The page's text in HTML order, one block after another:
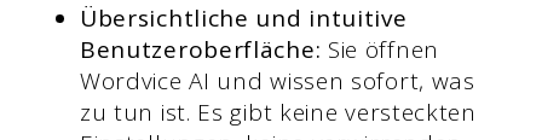
Übersichtliche und intuitive
Benutzeroberfläche: Sie öffnen
Wordvice AI und wissen sofort, was
zu tun ist. Es gibt keine versteckten